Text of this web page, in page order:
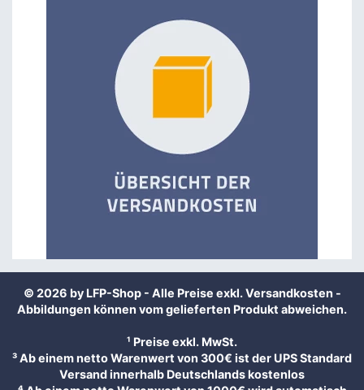
© 2026 by LFP-Shop - Alle Preise exkl.Versandkosten -
Abbildungen können vom gelieferten Produkt abweichen.
¹ Preise exkl. MwSt.
³ Ab einem netto Warenwert von 300€ ist der UPS Standard
Versand innerhalb Deutschlands kostenlos